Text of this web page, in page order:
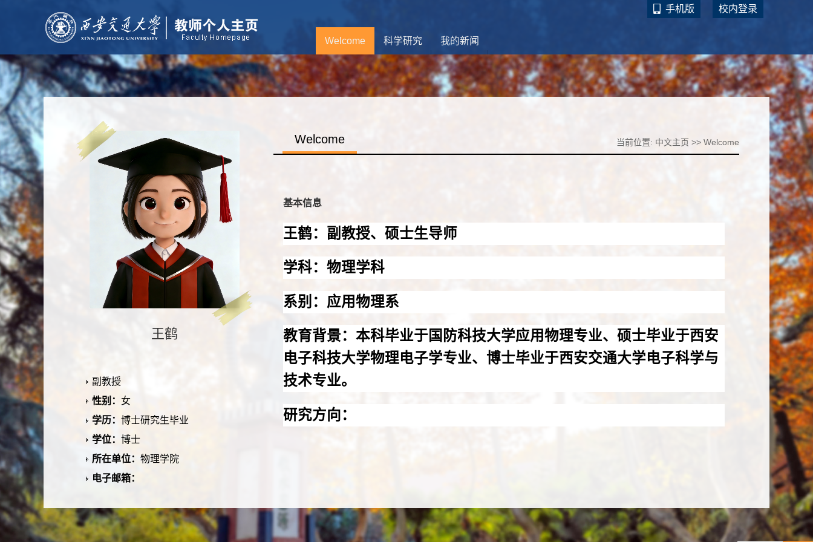
校内登录
手机版
Welcome 科学研究 我的新闻
王鹤
副教授
性别： 女
学历： 博士研究生毕业
学位： 博士
所在单位： 物理学院
电子邮箱：
联系方式：
学科： 物理学
Welcome 当前位置: 中文主页 >> Welcome
基本信息
王鹤：副教授、硕士生导师
学科：物理学科
系别：应用物理系
教育背景：本科毕业于国防科技大学应用物理专业、硕士毕业于西安
电子科技大学物理电子学专业、博士毕业于西安交通大学电子科学与
技术专业。
研究方向：
承担项目：国家自然科学基金、陕西省科技攻关、西安市科技攻关及
多项横向项目。